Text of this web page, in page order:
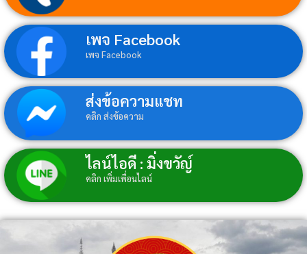
เพจ Facebook
เพจ Facebook
ส่งข้อความแชท
คลิก ส่งข้อความ
ไลน์ไอดี : มิ่งขวัญ์
คลิก เพิ่มเพื่อนไลน์